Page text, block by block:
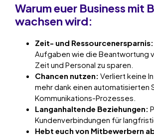
Warum euer Business mit
wachsen wird:
Zeit- und Ressourcenersparnis:
Aufgaben wie die Beantwortung
Zeit und Personal zu sparen.
Chancen nutzen: Verliert keine
mehr dank einen automatisierten
Kommunikations-Prozesses.
Langanhaltende Beziehungen:
Kundenverbindungen für
Hebt euch von Mitbewerbern